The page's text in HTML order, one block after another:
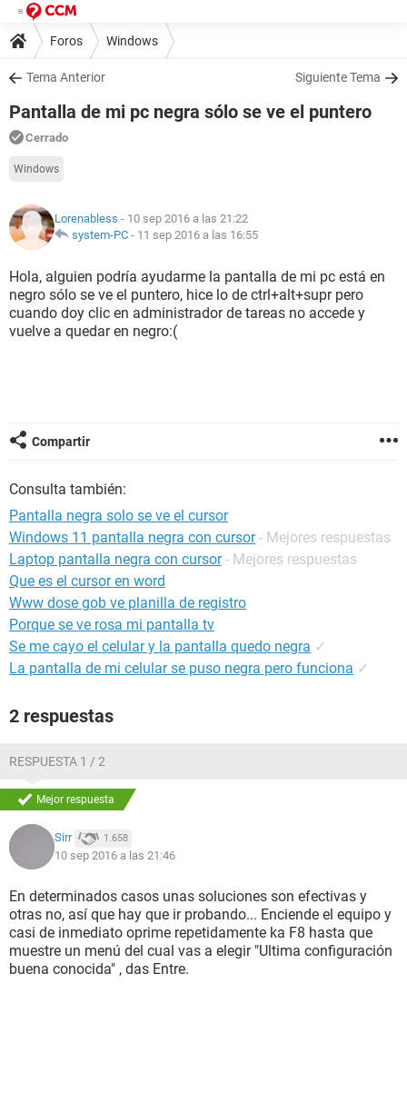
Foros Windows
Tema Anterior Siguiente Tema
Pantalla de mi pc negra sólo se ve el puntero
Cerrado
Windows
Lorenabless - 10 sep 2016 a las 21:22
system-PC - 11 sep 2016 a las 16:55
Hola, alguien podría ayudarme la pantalla de mi pc está en
negro sólo se ve el puntero, hice lo de ctrl+alt+supr pero
cuando doy clic en administrador de tareas no accede y
vuelve a quedar en negro:(
Compartir
Consulta también:
Pantalla negra solo se ve el cursor
Windows 11 pantalla negra con cursor - Mejores respuestas
Laptop pantalla negra con cursor - Mejores respuestas
Que es el cursor en word
Www dose gob ve planilla de registro
Porque se ve rosa mi pantalla tv
Se me cayo el celular y la pantalla quedo negra ✓
La pantalla de mi celular se puso negra pero funciona ✓
2 respuestas
RESPUESTA 1 / 2
Mejor respuesta
Sirr 1.658
10 sep 2016 a las 21:46
En determinados casos unas soluciones son efectivas y
otras no, así que hay que ir probando... Enciende el equipo y
casi de inmediato oprime repetidamente ka F8 hasta que
muestre un menú del cual vas a elegir "Ultima configuración
buena conocida" , das Entre.